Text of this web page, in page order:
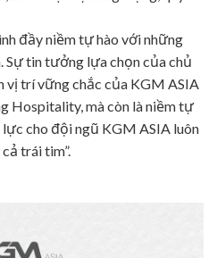
đầy niềm tự hào với những
tin tưởng lựa chọn của chủ
vị trí vững chắc của KGM ASIA
Hospitality, mà còn là niềm tự
cho đội ngũ KGM ASIA luôn
trái tim”.